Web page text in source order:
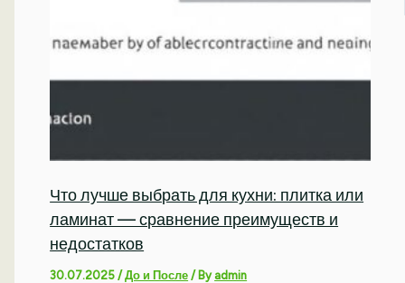
Что лучше выбрать для кухни: плитка или
ламинат — сравнение преимуществ и
недостатков
30.07.2025/До и После / Byadmin